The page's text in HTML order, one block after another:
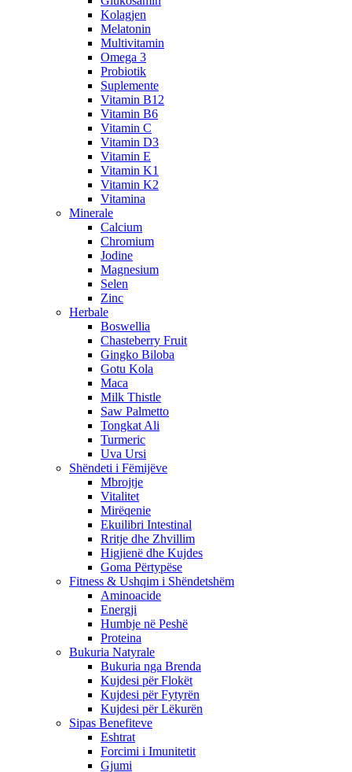
Kolagjen
Melatonin
Multivitamin
Omega 3
Probiotik
Suplemente
Vitamin B12
Vitamin B6
Vitamin C
Vitamin D3
Vitamin E
Vitamin K1
Vitamin K2
Vitamina
Minerale
Calcium
Chromium
Jodine
Magnesium
Selen
Zinc
Herbale
Boswellia
Chasteberry Fruit
Gingko Biloba
Gotu Kola
Maca
Milk Thistle
Saw Palmetto
Tongkat Ali
Turmeric
Uva Ursi
Shëndeti i Fëmijëve
Mbrojtje
Vitalitet
Mirëqenie
Ekuilibri Intestinal
Rritje dhe Zhvillim
Higjienë dhe Kujdes
Goma Përtypëse
Fitness & Ushqim i Shëndetshëm
Aminoacide
Energji
Humbje në Peshë
Proteina
Bukuria Natyrale
Bukuria nga Brenda
Kujdesi për Flokët
Kujdesi për Fytyrën
Kujdesi për Lëkurën
Sipas Benefiteve
Eshtrat
Forcimi i Imunitetit
Gjumi